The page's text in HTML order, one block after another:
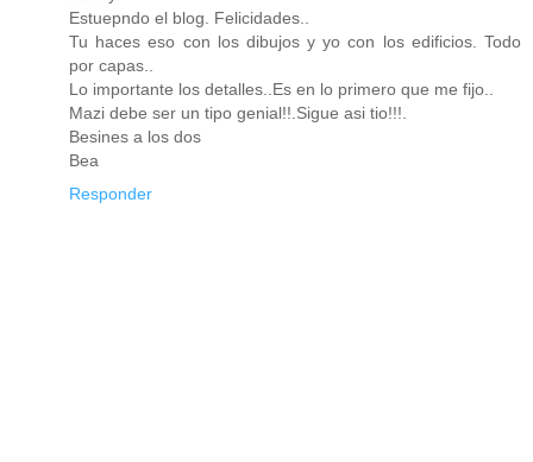
Estuepndo el blog. Felicidades..
Tu haces eso con los dibujos y yo con los edificios. Todo
por capas..
Lo importante los detalles..Es en lo primero que me fijo..
Mazi debe ser un tipo genial!!.Sigue asi tio!!!.
Besines a los dos
Bea
Responder